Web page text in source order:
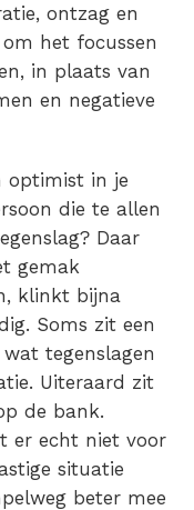
ontzag en
het focussen
in plaats van
en negatieve
optimist in je
die te allen
Daar
gemak
, klinkt bijna
Soms zit een
tegenslagen
Uiteraard zit
de bank.
er echt niet voor
situatie
beter mee